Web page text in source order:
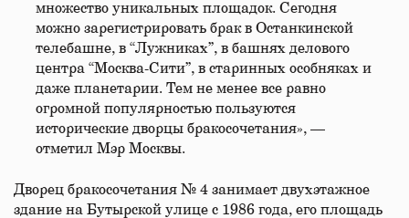
множество уникальных площадок. Сегодня
можно зарегистрировать брак в Останкинской
телебашне, в “Лужниках”, в башнях делового
центра “Москва-Сити”, в старинных особняках и
даже планетарии. Тем не менее все равно
огромной популярностью пользуются
исторические дворцы бракосочетания», —
отметил Мэр Москвы.
Дворец бракосочетания № 4 занимает двухэтажное
здание на Бутырской улице с 1986 года, его площадь